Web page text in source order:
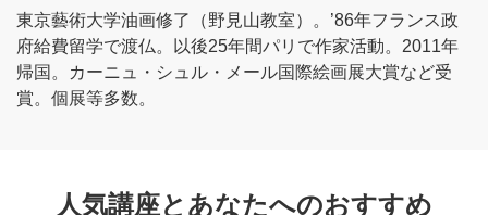
東京藝術大学油画修了（野見山教室）。’86年フランス政
府給費留学で渡仏。以後25年間パリで作家活動。2011年
帰国。カーニュ・シュル・メール国際絵画展大賞など受
賞。個展等多数。